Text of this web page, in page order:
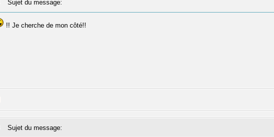
Sujet du message:
!! Je cherche de mon côté!!
Sujet du message: